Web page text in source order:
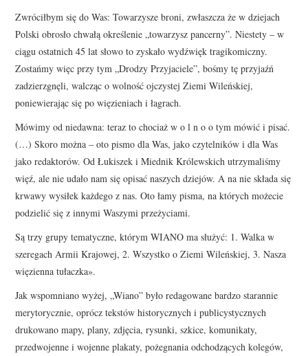
Zwróciłbym się do Was: Towarzysze broni, zwłaszcza że w dziejach
Polski obrosło chwałą określenie „towarzysz pancerny”. Niestety – w
ciągu ostatnich 45 lat słowo to zyskało wydźwięk tragikomiczny.
Zostańmy więc przy tym „Drodzy Przyjaciele”, bośmy tę przyjaźń
zadzierzgnęli, walcząc o wolność ojczystej Ziemi Wileńskiej,
poniewierając się po więzieniach i łagrach.
Mówimy od niedawna: teraz to chociaż w o l n o o tym mówić i pisać.
(…) Skoro można – oto pismo dla Was, jako czytelników i dla Was
jako redaktorów. Od Łukiszek i Miednik Królewskich utrzymaliśmy
więź, ale nie udało nam się opisać naszych dziejów. A na nie składa się
krwawy wysiłek każdego z nas. Oto łamy pisma, na których możecie
podzielić się z innymi Waszymi przeżyciami.
Są trzy grupy tematyczne, którym WIANO ma służyć: 1. Walka w
szeregach Armii Krajowej, 2. Wszystko o Ziemi Wileńskiej, 3. Nasza
więzienna tułaczka».
Jak wspomniano wyżej, „Wiano” było redagowane bardzo starannie
merytorycznie, oprócz tekstów historycznych i publicystycznych
drukowano mapy, plany, zdjęcia, rysunki, szkice, komunikaty,
przedwojenne i wojenne plakaty, pożegnania odchodzących kolegów,